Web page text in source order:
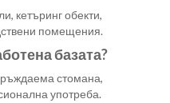
кетъринг обекти,
помещения.
базата?
стомана,
употреба.